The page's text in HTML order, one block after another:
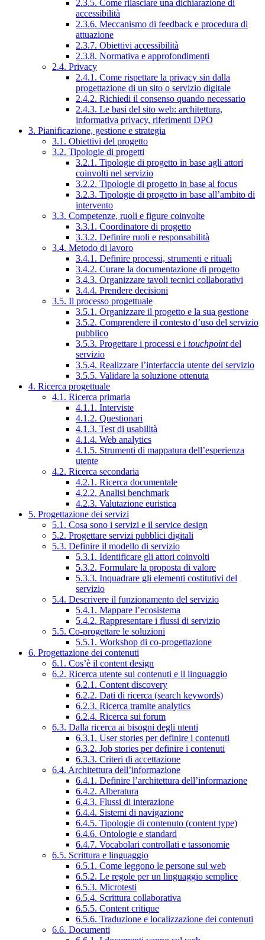
2.3.5. Come rilasciare una dichiarazione di
accessibilità
2.3.6. Meccanismo di feedback e procedura di
attuazione
2.3.7. Obiettivi accessibilità
2.3.8. Normativa e approfondimenti
2.4. Privacy
2.4.1. Come rispettare la privacy sin dalla
progettazione di un sito o servizio digitale
2.4.2. Richiedi il consenso quando necessario
2.4.3. Le basi del sito web: architettura,
informativa privacy, riferimenti DPO
3. Pianificazione, gestione e strategia
3.1. Obiettivi del progetto
3.2. Tipologie di progetti
3.2.1. Tipologie di progetto in base agli attori
coinvolti nel servizio
3.2.2. Tipologie di progetto in base al focus
3.2.3. Tipologie di progetto in base all’ambito di
intervento
3.3. Competenze, ruoli e figure coinvolte
3.3.1. Coordinatore di progetto
3.3.2. Definire ruoli e responsabilità
3.4. Metodo di lavoro
3.4.1. Definire processi, strumenti e rituali
3.4.2. Curare la documentazione di progetto
3.4.3. Organizzare tavoli tecnici collaborativi
3.4.4. Prendere decisioni
3.5. Il processo progettuale
3.5.1. Organizzare il progetto e la sua gestione
3.5.2. Comprendere il contesto d’uso del servizio
pubblico
3.5.3. Progettare i processi e i touchpointdel
servizio
3.5.4. Realizzare l’interfaccia utente del servizio
3.5.5. Validare la soluzione ottenuta
4. Ricerca progettuale
4.1. Ricerca primaria
4.1.1. Interviste
4.1.2. Questionari
4.1.3. Test di usabilità
4.1.4. Web analytics
4.1.5. Strumenti di mappatura dell’esperienza
utente
4.2. Ricerca secondaria
4.2.1. Ricerca documentale
4.2.2. Analisi benchmark
4.2.3. Valutazione euristica
5. Progettazione dei servizi
5.1. Cosa sono i servizi e il service design
5.2. Progettare servizi pubblici digitali
5.3. Definire il modello di servizio
5.3.1. Identificare gli attori coinvolti
5.3.2. Formulare la proposta di valore
5.3.3. Inquadrare gli elementi costitutivi del
servizio
5.4. Descrivere il funzionamento del servizio
5.4.1. Mappare l’ecosistema
5.4.2. Rappresentare i flussi di servizio
5.5. Co-progettare le soluzioni
5.5.1. Workshop di co-progettazione
6. Progettazione dei contenuti
6.1. Cos’è il content design
6.2. Ricerca utente sui contenuti e il linguaggio
6.2.1. Content discovery
6.2.2. Dati di ricerca (search keywords)
6.2.3. Ricerca tramite analytics
6.2.4. Ricerca sui forum
6.3. Dalla ricerca ai bisogni degli utenti
6.3.1. User stories per definire i contenuti
6.3.2. Job stories per definire i contenuti
6.3.3. Criteri di accettazione
6.4. Architettura dell’informazione
6.4.1. Definire l’architettura dell’informazione
6.4.2. Alberatura
6.4.3. Flussi di interazione
6.4.4. Sistemi di navigazione
6.4.5. Tipologie di contenuto (content type)
6.4.6. Ontologie e standard
6.4.7. Vocabolari controllati e tassonomie
6.5. Scrittura e linguaggio
6.5.1. Come leggono le persone sul web
6.5.2. Le regole per un linguaggio semplice
6.5.3. Microtesti
6.5.4. Scrittura collaborativa
6.5.5. Content critique
6.5.6. Traduzione e localizzazione dei contenuti
6.6. Documenti